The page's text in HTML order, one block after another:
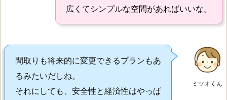
広くてシンプルな空間があればいいな。
ミツオくん
間取りも将来的に変更できるプランもあ
るみたいだしね。
それにしても、安全性と経済性はやっぱ